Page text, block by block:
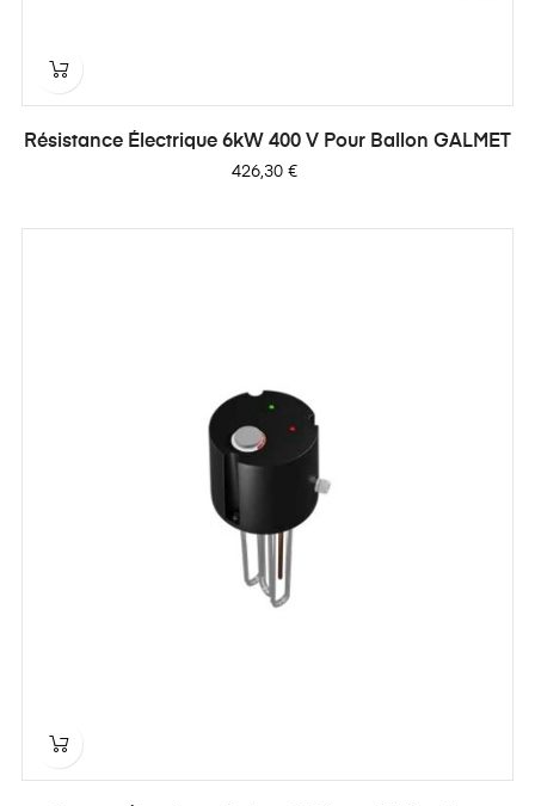
Résistance Électrique 6kW 400 V Pour Ballon GALMET
Prix
426,30 €